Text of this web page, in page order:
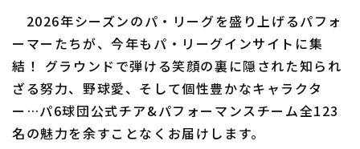
ファーム中地区
ファーム西地区
交流戦
北海道日本ハムファイターズ
東北楽天ゴールデンイーグルス
埼玉西武ライオンズ
千葉ロッテマリーンズ
設定
2026年シーズンのパ・リーグを盛り上げるパフォ
ーマーたちが、今年もパ・リーグインサイトに集
結！ グラウンドで弾ける笑顔の裏に隠された知られ
ざる努力、野球愛、そして個性豊かなキャラクタ
ー…パ6球団公式チア&パフォーマンスチーム全123
名の魅力を余すことなくお届けします。